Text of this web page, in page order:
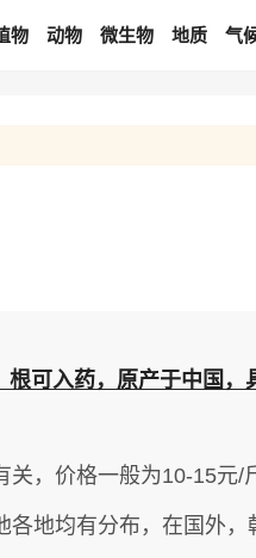
物 动物 微生物 地质 气
可入药，原产于中国，
，价格一般为10-15元/
地均有分布，在国外，